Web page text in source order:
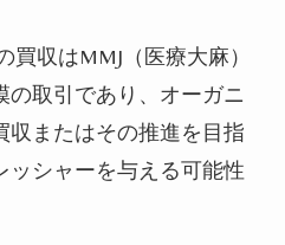
買収はMMJ （医療大麻）
の取引であり、オーガニ
収またはその推進を目指
ッシャーを与える可能性